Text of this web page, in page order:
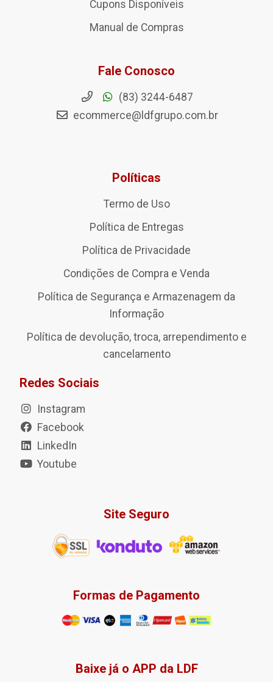
Cupons Disponíveis
Manual de Compras
Fale Conosco
(83) 3244-6487
ecommerce@ldfgrupo.com.br
Políticas
Termo de Uso
Política de Entregas
Política de Privacidade
Condições de Compra e Venda
Política de Segurança e Armazenagem da
Informação
Política de devolução, troca, arrependimento e
cancelamento
Redes Sociais
Instagram
Facebook
LinkedIn
Youtube
Site Seguro
Formas de Pagamento
Baixe já o APP da LDF